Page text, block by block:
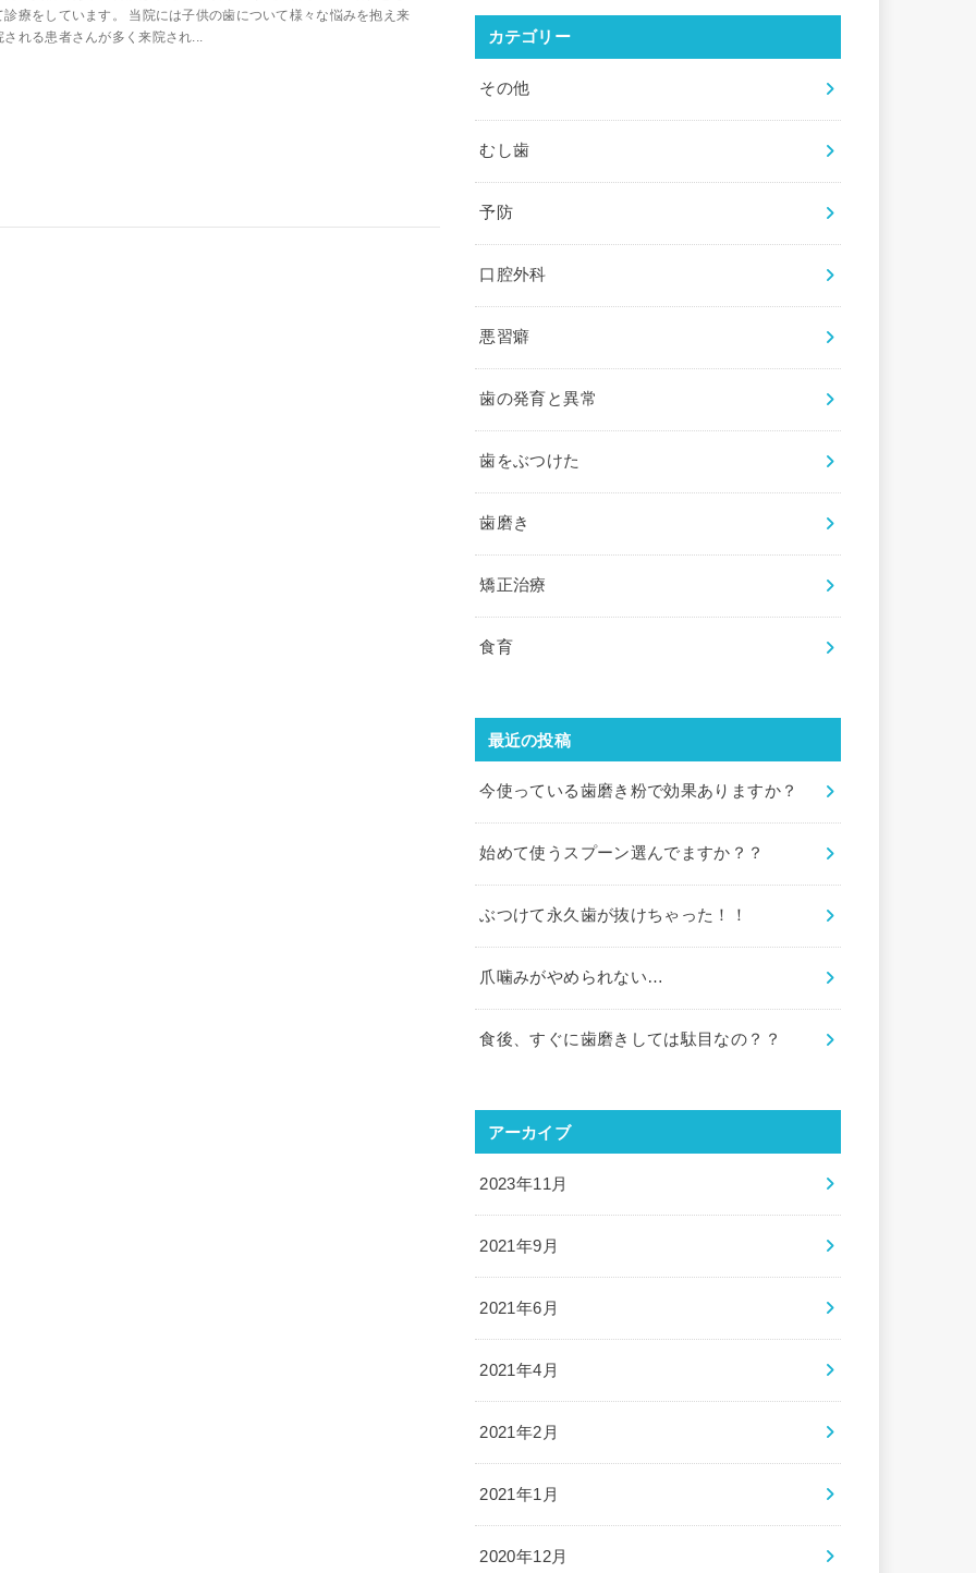
診療をしています。 当院には子供の歯について様々な悩みを抱え来
される患者さんが多く来院され...
カテゴリー
その他
むし歯
予防
口腔外科
悪習癖
歯の発育と異常
歯をぶつけた
歯磨き
矯正治療
食育
最近の投稿
今使っている歯磨き粉で効果ありますか？
始めて使うスプーン選んでますか？？
ぶつけて永久歯が抜けちゃった！！
爪噛みがやめられない…
食後、すぐに歯磨きしては駄目なの？？
アーカイブ
2023年11月
2021年9月
2021年6月
2021年4月
2021年2月
2021年1月
2020年12月